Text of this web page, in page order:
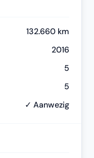
132.660 km
2016
5
5
✓ Aanwezig